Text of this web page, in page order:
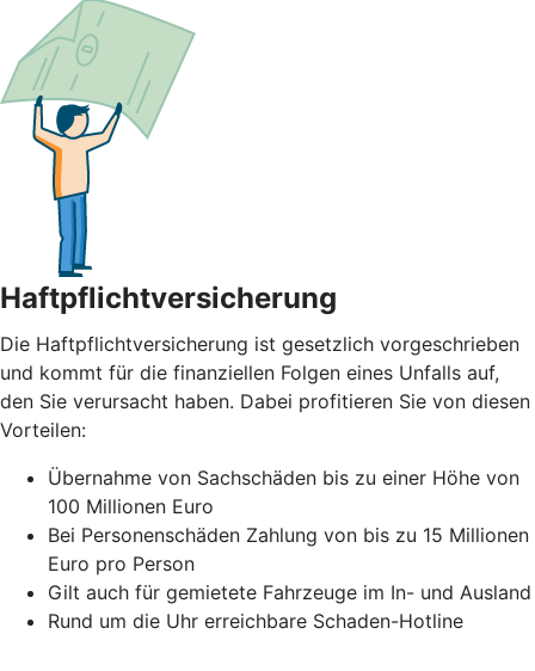
Haftpflichtversicherung
Die Haftpflichtversicherung ist gesetzlich vorgeschrieben
und kommt für die finanziellen Folgen eines Unfalls auf,
den Sie verursacht haben. Dabei profitieren Sie von diesen
Vorteilen:
Übernahme von Sachschäden bis zu einer Höhe von
100 Millionen Euro
Bei Personenschäden Zahlung von bis zu 15 Millionen
Euro pro Person
Gilt auch für gemietete Fahrzeuge im In- und Ausland
Rund um die Uhr erreichbare Schaden-Hotline